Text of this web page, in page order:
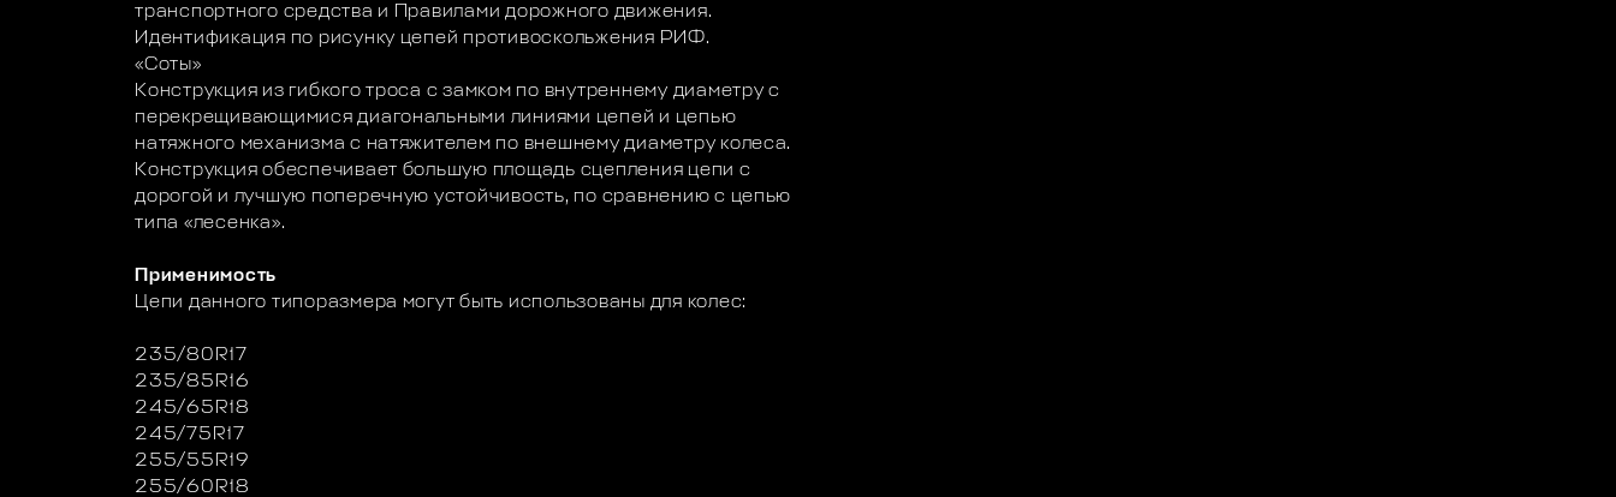
транспортного средства и Правилами дорожного движения.
Идентификация по рисунку цепей противоскольжения РИФ.
«Соты»
Конструкция из гибкого троса с замком по внутреннему диаметру с
перекрещивающимися диагональными линиями цепей и цепью
натяжного механизма с натяжителем по внешнему диаметру колеса.
Конструкция обеспечивает большую площадь сцепления цепи с
дорогой и лучшую поперечную устойчивость, по сравнению с цепью
типа «лесенка».
Применимость
Цепи данного типоразмера могут быть использованы для колес:
235/80R17
235/85R16
245/65R18
245/75R17
255/55R19
255/60R18